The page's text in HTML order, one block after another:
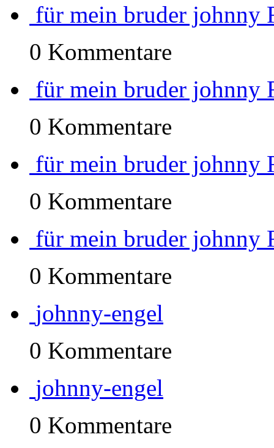
für mein bruder johnny
0 Kommentare
für mein bruder johnny
0 Kommentare
für mein bruder johnny
0 Kommentare
für mein bruder johnny
0 Kommentare
johnny-engel
0 Kommentare
johnny-engel
0 Kommentare